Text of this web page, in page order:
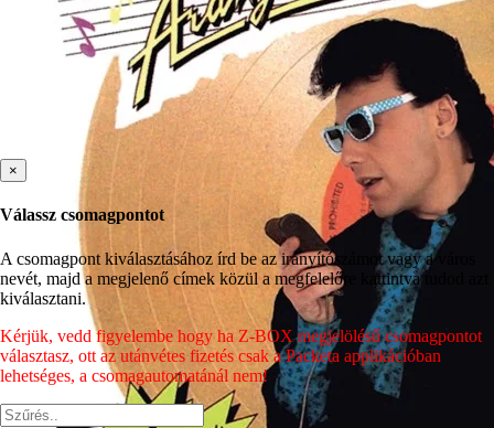
×
Válassz csomagpontot
A csomagpont kiválasztásához írd be az irányítószámot vagy a város
nevét, majd a megjelenő címek közül a megfelelőre kattintva tudod azt
kiválasztani.
Kérjük, vedd figyelembe hogy ha Z-BOX megjelölésű csomagpontot
választasz, ott az utánvétes fizetés csak a Packeta applikációban
lehetséges, a csomagautomatánál nem!